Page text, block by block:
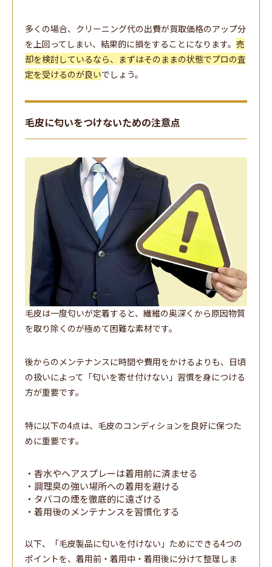
多くの場合、クリーニング代の出費が買取価格のアップ分
を上回ってしまい、結果的に損をすることになります。 売
却を検討しているなら、まずはそのままの状態でプロの査
定を受けるのが良いでしょう。
毛皮に匂いをつけないための注意点
毛皮は一度匂いが定着すると、繊維の奥深くから原因物質
を取り除くのが極めて困難な素材です。
後からのメンテナンスに時間や費用をかけるよりも、日頃
の扱いによって「匂いを寄せ付けない」習慣を身につける
方が重要です。
特に以下の4点は、毛皮のコンディションを良好に保つた
めに重要です。
・香水やヘアスプレーは着用前に済ませる
・調理臭の強い場所への着用を避ける
・タバコの煙を徹底的に遠ざける
・着用後のメンテナンスを習慣化する
以下、「毛皮製品に匂いを付けない」ためにできる4つの
ポイントを、着用前・着用中・着用後に分けて整理しま